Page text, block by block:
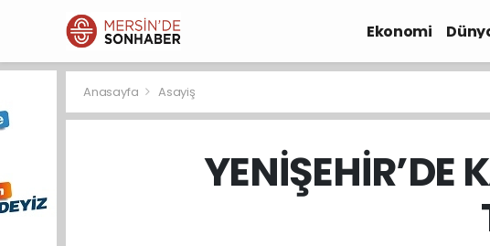
Ekonomi
Anasayfa Asayiş
YENİŞEHİR’DE